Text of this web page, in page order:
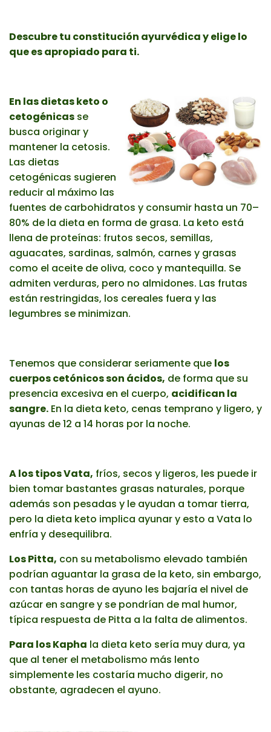
Descubre tu constitución ayurvédica y elige lo
que es apropiado para ti.
En las dietas keto o
cetogénicas se
busca originar y
mantener la cetosis.
Las dietas
cetogénicas sugieren
reducir al máximo las
fuentes de carbohidratos y consumir hasta un 70–
80% de la dieta en forma de grasa. La keto está
llena de proteínas: frutos secos, semillas,
aguacates, sardinas, salmón, carnes y grasas
como el aceite de oliva, coco y mantequilla. Se
admiten verduras, pero no almidones. Las frutas
están restringidas, los cereales fuera y las
legumbres se minimizan.
Tenemos que considerar seriamente que los
cuerposcetónicos son ácidos, de forma que su
presencia excesiva en el cuerpo, acidifican la
sangre. En la dieta keto, cenas temprano y ligero, y
ayunas de 12 a 14 horas por la noche.
A los tipos Vata, fríos, secos y ligeros, les puede ir
bien tomar bastantes grasas naturales, porque
además son pesadas y le ayudan a tomar tierra,
pero la dieta keto implica ayunar y esto a Vata lo
enfría y desequilibra.
Los Pitta, con su metabolismo elevado también
podrían aguantar la grasa de la keto, sin embargo,
con tantas horas de ayuno les bajaría el nivel de
azúcar en sangre y se pondrían de mal humor,
típica respuesta de Pitta a la falta de alimentos.
Para los Kapha la dieta keto sería muy dura, ya
que al tener el metabolismo más lento
simplemente les costaría mucho digerir, no
obstante, agradecen el ayuno.